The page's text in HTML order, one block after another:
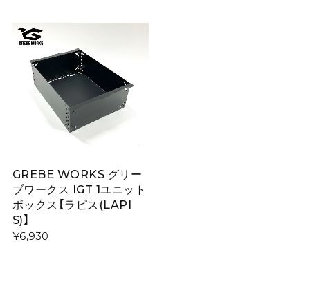
GREBE WORKS グリー
ブワークス IGT 1ユニット
ボックス【ラピス(LAPI
S)】
¥6,930